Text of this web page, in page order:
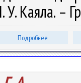
У. Каяла. –
Подробнее